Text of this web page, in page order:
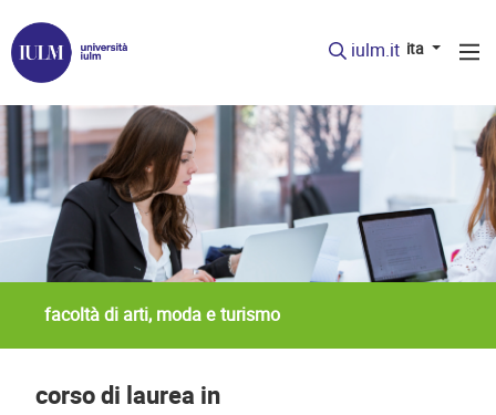
iulm.it ita
facoltà di arti, moda e turismo
corso di laurea in